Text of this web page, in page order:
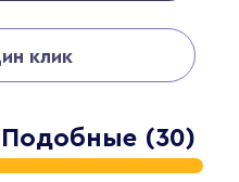
клик
Подобные (30)